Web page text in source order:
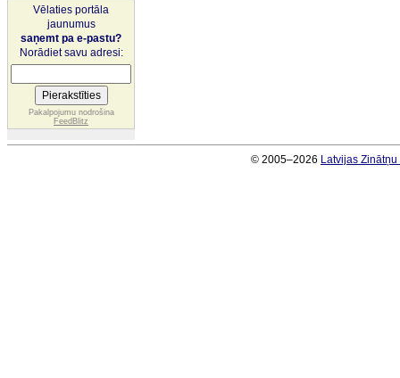
Vēlaties portāla
jaunumus
saņemt pa e-pastu?
Norādiet savu adresi:
Pakalpojumu nodrošina
FeedBlitz
© 2005–2026 Latvijas